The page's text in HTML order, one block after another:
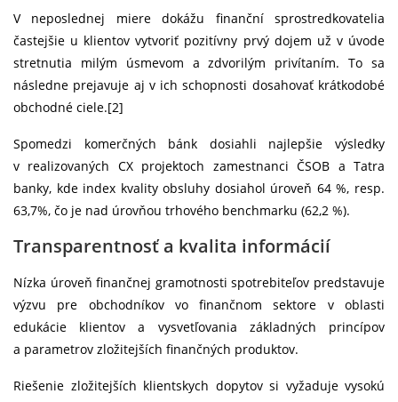
V neposlednej miere dokážu finanční sprostredkovatelia
častejšie u klientov vytvoriť pozitívny prvý dojem už v úvode
stretnutia milým úsmevom a zdvorilým privítaním. To sa
následne prejavuje aj v ich schopnosti dosahovať krátkodobé
obchodné ciele.[2]
Spomedzi komerčných bánk dosiahli najlepšie výsledky
v realizovaných CX projektoch zamestnanci ČSOB a Tatra
banky, kde index kvality obsluhy dosiahol úroveň 64 %, resp.
63,7%, čo je nad úrovňou trhového benchmarku (62,2 %).
Transparentnosť a kvalita informácií
Nízka úroveň finančnej gramotnosti spotrebiteľov predstavuje
výzvu pre obchodníkov vo finančnom sektore v oblasti
edukácie klientov a vysvetľovania základných princípov
a parametrov zložitejších finančných produktov.
Riešenie zložitejších klientskych dopytov si vyžaduje vysokú